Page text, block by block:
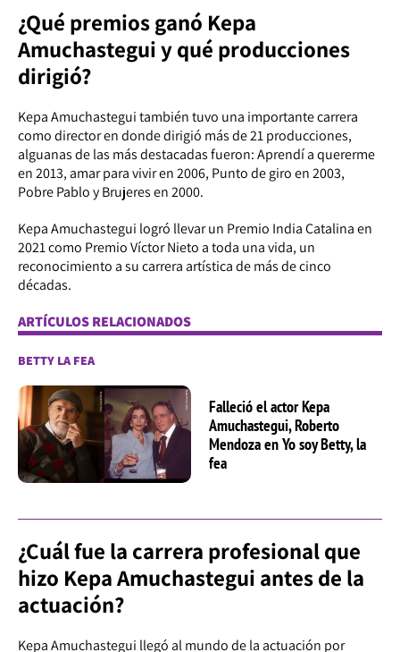
¿Qué premios ganó Kepa
Amuchastegui y qué producciones
dirigió?
Kepa Amuchastegui también tuvo una importante carrera
como director en donde dirigió más de 21 producciones,
alguanas de las más destacadas fueron: Aprendí a quererme
en 2013, amar para vivir en 2006, Punto de giro en 2003,
Pobre Pablo y Brujeres en 2000.
Kepa Amuchastegui logró llevar un Premio India Catalina en
2021 como Premio Víctor Nieto a toda una vida, un
reconocimiento a su carrera artística de más de cinco
décadas.
ARTÍCULOS RELACIONADOS
BETTY LA FEA
Falleció el actor Kepa
Amuchastegui, Roberto
Mendoza en Yo soy Betty, la
fea
¿Cuál fue la carrera profesional que
hizo Kepa Amuchastegui antes de la
actuación?
Kepa Amuchastegui llegó al mundo de la actuación por